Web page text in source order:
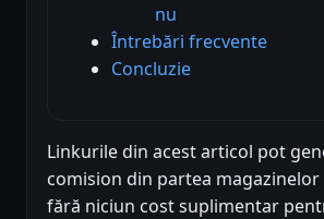
nu
Întrebări frecvente
Concluzie
Linkurile din acest articol pot
comision din partea
fără niciun cost suplimentar